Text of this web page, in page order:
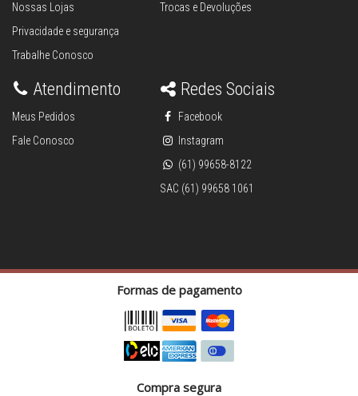
Nossas Lojas
Privacidade e segurança
Trabalhe Conosco
Trocas e Devoluções
Atendimento
Meus Pedidos
Fale Conosco
Redes Sociais
Facebook
Instagram
(61) 99658-8122
SAC (61) 99658 1061
Formas de pagamento
Compra segura